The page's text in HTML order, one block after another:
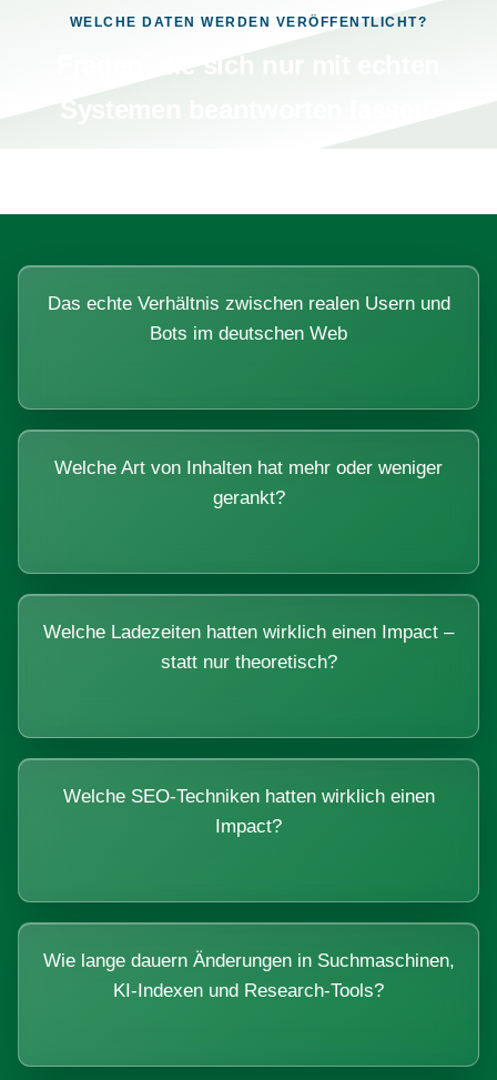
WELCHE DATEN WERDEN VERÖFFENTLICHT?
Das echte Verhältnis zwischen realen Usern und
Bots im deutschen Web
Welche Art von Inhalten hat mehr oder weniger
gerankt?
Welche Ladezeiten hatten wirklich einen Impact –
statt nur theoretisch?
Welche SEO-Techniken hatten wirklich einen
Impact?
Wie lange dauern Änderungen in Suchmaschinen,
KI-Indexen und Research-Tools?